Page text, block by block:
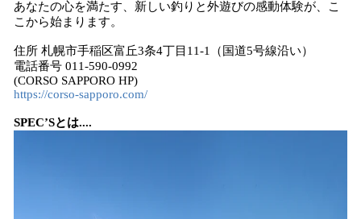
あなたの心を満たす、新しい釣りと外遊びの感動体験が、こ
こから始まります。
住所 札幌市手稲区富丘3条4丁目11-1（国道5号線沿い）
電話番号 011-590-0992
(CORSO SAPPORO HP)
https://corso-sapporo.com/
​SPEC’Sとは....